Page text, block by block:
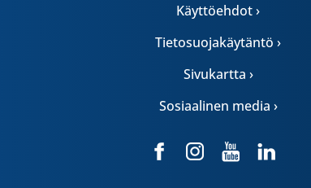
Käyttöehdot ›
Tietosuojakäytäntö ›
Sivukartta ›
Sosiaalinen media ›